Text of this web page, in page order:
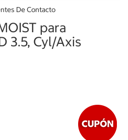
De Contacto
para
3.5, Cyl/Axis